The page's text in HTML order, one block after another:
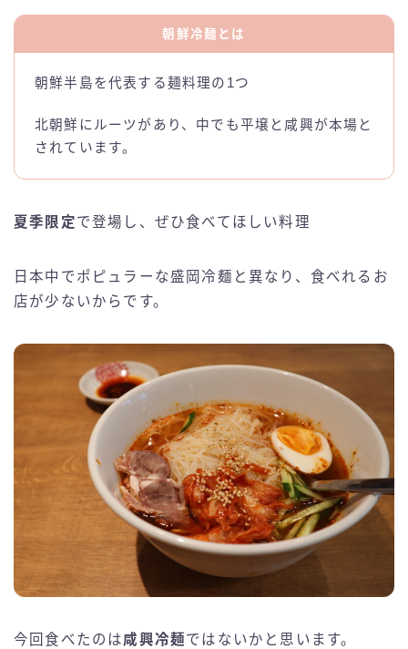
朝鮮冷麺とは
朝鮮半島を代表する麺料理の1つ
北朝鮮にルーツがあり、中でも平壌と咸興が本場と
されています。
夏季限定で登場し、ぜひ食べてほしい料理
日本中でポピュラーな盛岡冷麺と異なり、食べれるお
店が少ないからです。
今回食べたのは咸興冷麺ではないかと思います。